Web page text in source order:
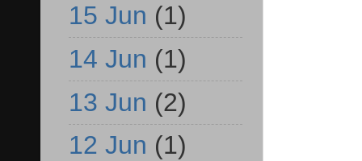
15 Jun (1)
14 Jun (1)
13 Jun (2)
12 Jun (1)